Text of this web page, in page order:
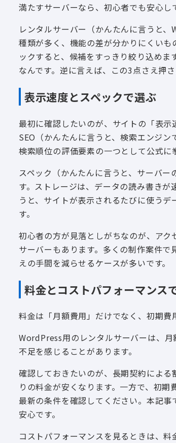
満たすサーバーなら、初心者でも安心し
レンタルサーバー（かんたんに言うと
種類が多く、機能の差が分かりにくい
ックすると、候補をすっきり絞り込め
なんです。逆に言えば、この3点さえ押
表示速度とスペックで選ぶ
最初に確認したいのが、サイトの「表示
SEO（かんたんに言うと、検索エンジ
検索順位の評価要素の一つとして公式に
スペック（かんたんに言うと、サーバ
す。ストレージは、データの読み書き
うと、サイトが表示されるたびに使う
す。
初心者の方が見落としがちなのが、ア
サーバーもあります。多くの制作案件で
えの手間を減らせるケースが多いです。
料金とコストパフォーマンス
料金は「月額費用」だけでなく、初期費
WordPress用のレンタルサーバーは、
不足を感じることがあります。
確認しておきたいのが、長期契約によ
りの料金が安くなります。一方で、初
最新の条件を確認してください。本記
安心です。
コストパフォーマンスを見るときは、